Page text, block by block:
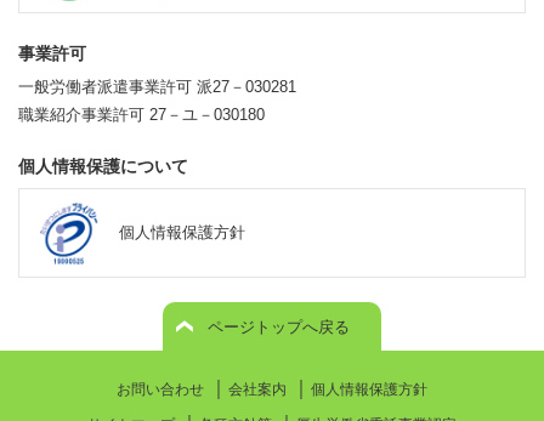
事業許可
一般労働者派遣事業許可 派27－030281
職業紹介事業許可 27－ユ－030180
個人情報保護について
個人情報保護方針
ページトップへ戻る
お問い合わせ 会社案内 個人情報保護方針